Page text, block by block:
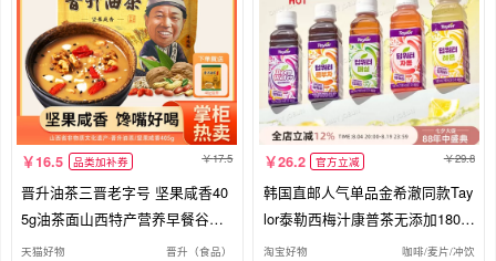
16.5 品类加补券 17.5
晋升油茶三晋老字号 坚果咸香40
5g油茶面山西特产营养早餐谷物
粉
天猫好物 晋升（食品）
26.2 官方立减 29.8
韩国直邮人气单品金希澈同款Tay
lor泰勒西梅汁康普茶无添加180m
l淘宝好物 咖啡/麦片/冲饮